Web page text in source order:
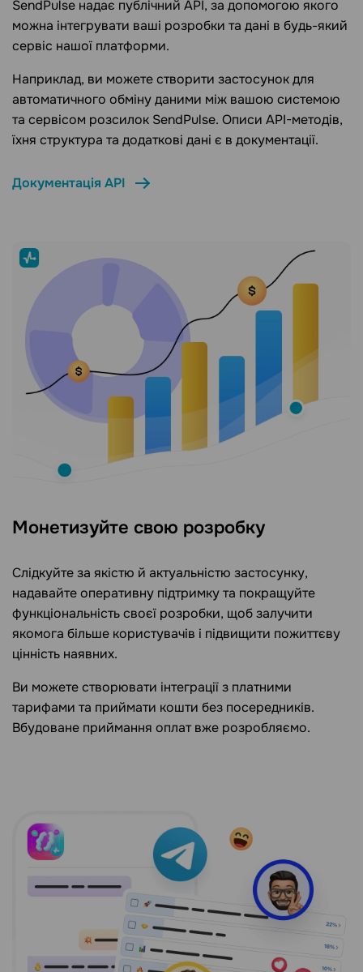
SendPulse надає публічний API, за допомогою якого
можна інтегрувати ваші розробки та дані в будь-який
сервіс нашої платформи.
Наприклад, ви можете створити застосунок для
автоматичного обміну даними між вашою системою
та сервісом розсилок SendPulse. Описи API-методів,
їхня структура та додаткові дані є в документації.
Документація API
Монетизуйте свою розробку
Слідкуйте за якістю й актуальністю застосунку,
надавайте оперативну підтримку та покращуйте
функціональність своєї розробки, щоб залучити
якомога більше користувачів і підвищити пожиттєву
цінність наявних.
Ви можете створювати інтеграції з платними
тарифами та приймати кошти без посередників.
Вбудоване приймання оплат вже розробляємо.